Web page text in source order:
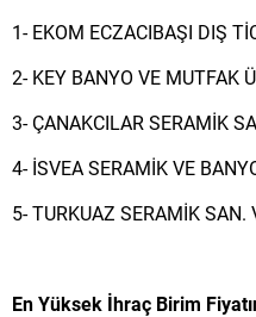
1- EKOM ECZACIBAŞI DIŞ
2- KEY BANYO VE MUTFAK
3- ÇANAKCILAR SERAMİK
4- İSVEA SERAMİK VE
5- TURKUAZ SERAMİK SAN.
En Yüksek İhraç Birim